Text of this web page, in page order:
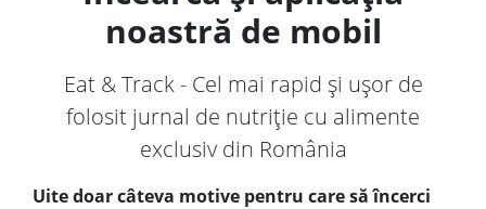
noastră de mobil
Eat & Track - Cel mai rapid și ușor de
folosit jurnal de nutriție cu alimente
exclusiv din România
Uite doar câteva motive pentru care să încerci